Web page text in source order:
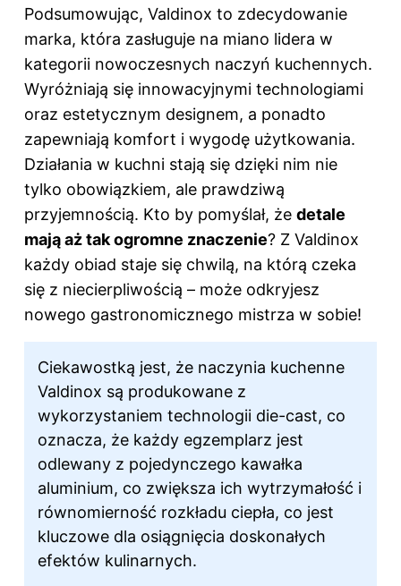
Podsumowując, Valdinox to zdecydowanie
marka, która zasługuje na miano lidera w
kategorii nowoczesnych naczyń kuchennych.
Wyróżniają się innowacyjnymi technologiami
oraz estetycznym designem, a ponadto
zapewniają komfort i wygodę użytkowania.
Działania w kuchni stają się dzięki nim nie
tylko obowiązkiem, ale prawdziwą
przyjemnością. Kto by pomyślał, że detale
mają aż tak ogromne znaczenie? Z Valdinox
każdy obiad staje się chwilą, na którą czeka
się z niecierpliwością – może odkryjesz
nowego gastronomicznego mistrza w sobie!
Ciekawostką jest, że naczynia kuchenne
Valdinox są produkowane z
wykorzystaniem technologii die-cast, co
oznacza, że każdy egzemplarz jest
odlewany z pojedynczego kawałka
aluminium, co zwiększa ich wytrzymałość i
równomierność rozkładu ciepła, co jest
kluczowe dla osiągnięcia doskonałych
efektów kulinarnych.